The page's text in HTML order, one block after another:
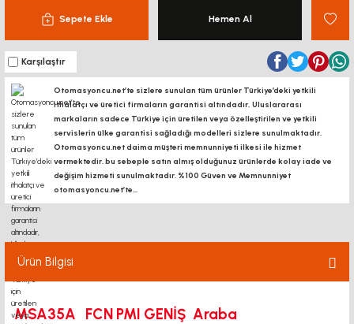
Sepete Ekle Hemen Al
Karşılaştır
Otomasyoncu.net’te sizlere sunulan tüm ürünler Türkiye’deki yetkili
ithalatçı ve üretici firmaların garantisi altındadır, Uluslararası
markaların sadece Türkiye için üretilen veya özelleştirilen ve yetkili
servislerin ülke garantisi sağladığı modelleri sizlere sunulmaktadır.
Otomasyoncu.net daima müşteri memnunniyeti ilkesi ile hizmet
vermektedir. bu sebeple satın almış olduğunuz ürünlerde kolay iade ve
değişim hizmeti sunulmaktadır. %100 Güven ve Memnunniyet
otomasyoncu.net’te...
Ürün Bilgisi
MSA35A FCN PMI GENİŞ Araba